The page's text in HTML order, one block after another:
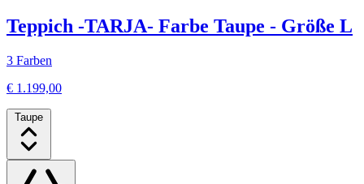
Teppich -TARJA- Farbe Taupe - Größe L
3 Farben
€ 1.199,00
Taupe